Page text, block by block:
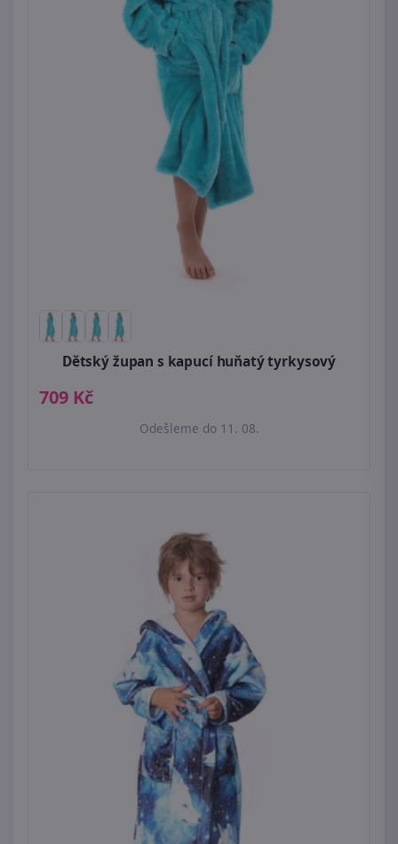
Dětský župan s kapucí huňatý tyrkysový
709 Kč
Odešleme do 11. 08.